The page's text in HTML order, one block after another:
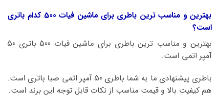
بهترین و مناسب ترین باطری برای ماشین فیات 500 کدام باتری
است؟
بهترین و مناسب ترین باطری برای ماشین فیات 500 باتری 50
آمپر اتمی است.
باطری پیشنهادی ما به شما باطری 50 آمپر اتمی صبا باتری است.
هم کیفیت بالا و قیمت مناسب از نکات قابل توجه این برند است.